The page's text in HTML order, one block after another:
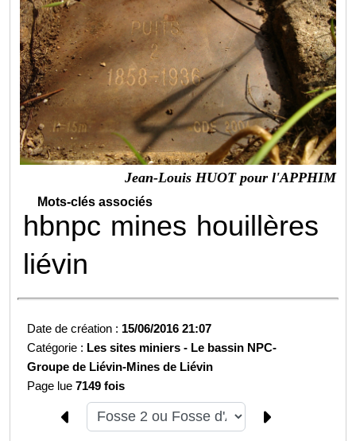
Jean-Louis HUOT pour l'APPHIM
Mots-clés associés
hbnpc mines houillères
liévin
Date de création : 15/06/2016 21:07
Catégorie : Les sites miniers - Le bassin NPC-
Groupe de Liévin-Mines de Liévin
Page lue7149 fois